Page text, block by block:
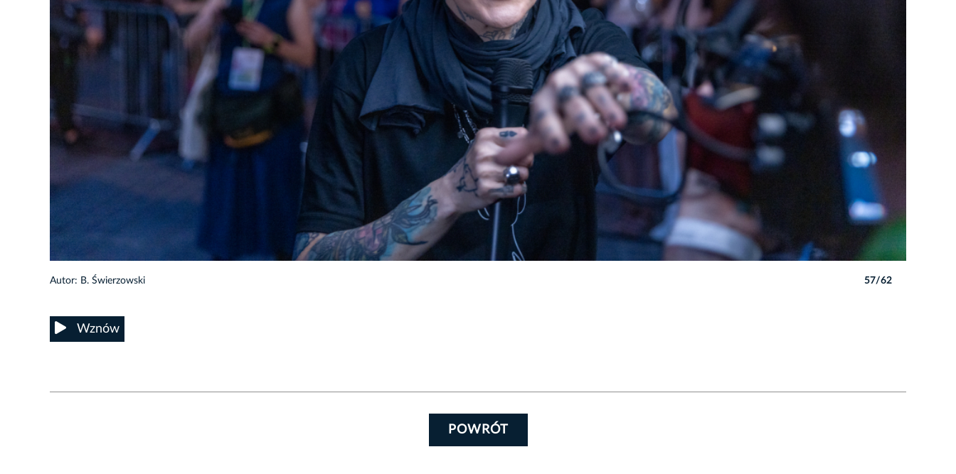
Autor: B. Świerzowski 57/62
Wznów
POWRÓT